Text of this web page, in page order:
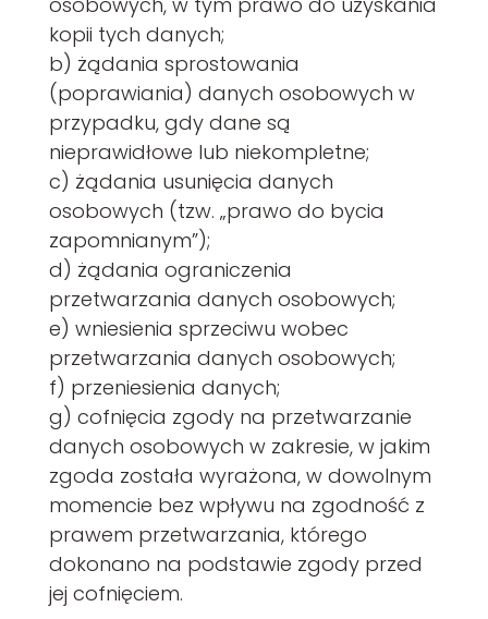
kopii tych danych;
b) żądania sprostowania
(poprawiania) danych osobowych w
przypadku, gdy dane są
nieprawidłowe lub niekompletne;
c) żądania usunięcia danych
osobowych (tzw. „prawo do bycia
zapomnianym”);
d) żądania ograniczenia
przetwarzania danych osobowych;
e) wniesienia sprzeciwu wobec
przetwarzania danych osobowych;
f) przeniesienia danych;
g) cofnięcia zgody na przetwarzanie
danych osobowych w zakresie, w jakim
zgoda została wyrażona, w dowolnym
momencie bez wpływu na zgodność z
prawem przetwarzania, którego
dokonano na podstawie zgody przed
jej cofnięciem.